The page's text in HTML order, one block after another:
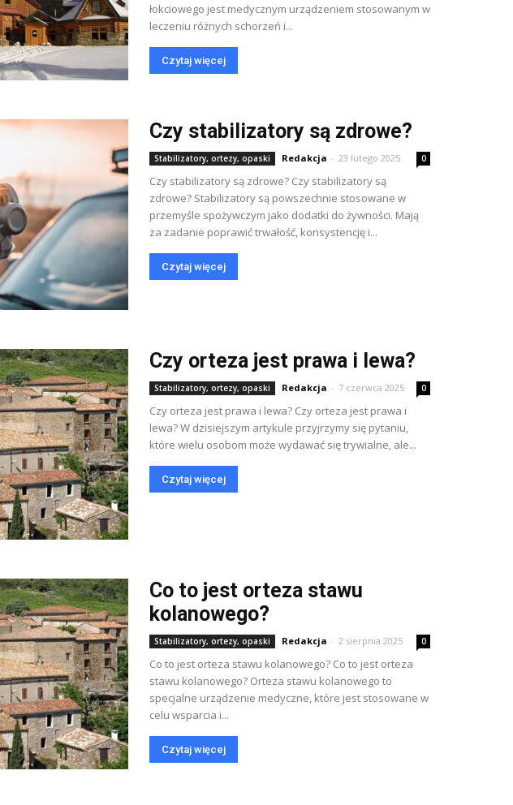
łokciowego jest medycznym urządzeniem stosowanym w
leczeniu różnych schorzeń i...
Czytaj więcej
Czy stabilizatory są zdrowe?
Stabilizatory, ortezy, opaski Redakcja - 23 lutego 2025 0
Czy stabilizatory są zdrowe? Czy stabilizatory są
zdrowe? Stabilizatory są powszechnie stosowane w
przemyśle spożywczym jako dodatki do żywności. Mają
za zadanie poprawić trwałość, konsystencję i...
Czytaj więcej
Czy orteza jest prawa i lewa?
Stabilizatory, ortezy, opaski Redakcja - 7 czerwca 2025 0
Czy orteza jest prawa i lewa? Czy orteza jest prawa i
lewa? W dzisiejszym artykule przyjrzymy się pytaniu,
które wielu osobom może wydawać się trywialne, ale...
Czytaj więcej
Co to jest orteza stawu
kolanowego?
Stabilizatory, ortezy, opaski Redakcja - 2 sierpnia 2025 0
Co to jest orteza stawu kolanowego? Co to jest orteza
stawu kolanowego? Orteza stawu kolanowego to
specjalne urządzenie medyczne, które jest stosowane w
celu wsparcia i...
Czytaj więcej